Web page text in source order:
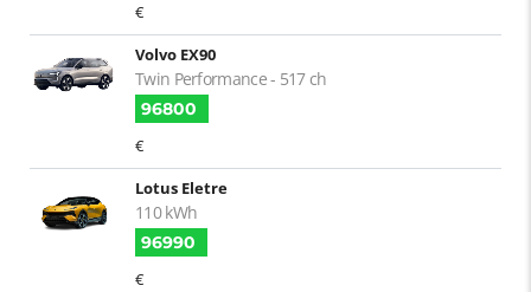
€
Volvo EX90
Twin Performance - 517 ch
96800
€
Lotus Eletre
110 kWh
96990
€